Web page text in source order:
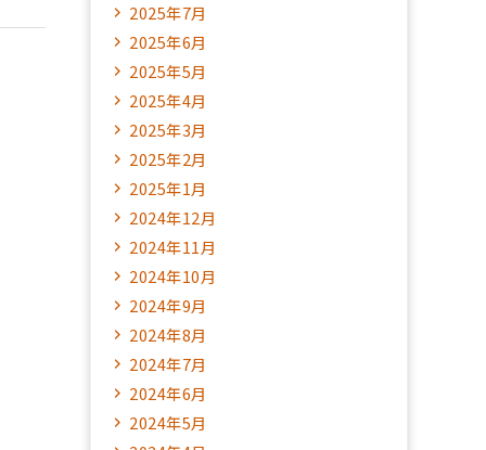
2025年7月
2025年6月
2025年5月
2025年4月
2025年3月
2025年2月
2025年1月
2024年12月
2024年11月
2024年10月
2024年9月
2024年8月
2024年7月
2024年6月
2024年5月